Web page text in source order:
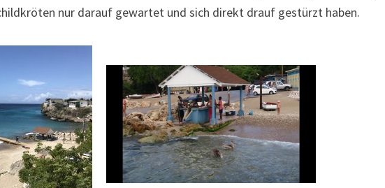
nur darauf gewartet und sich direkt drauf gestürzt haben.